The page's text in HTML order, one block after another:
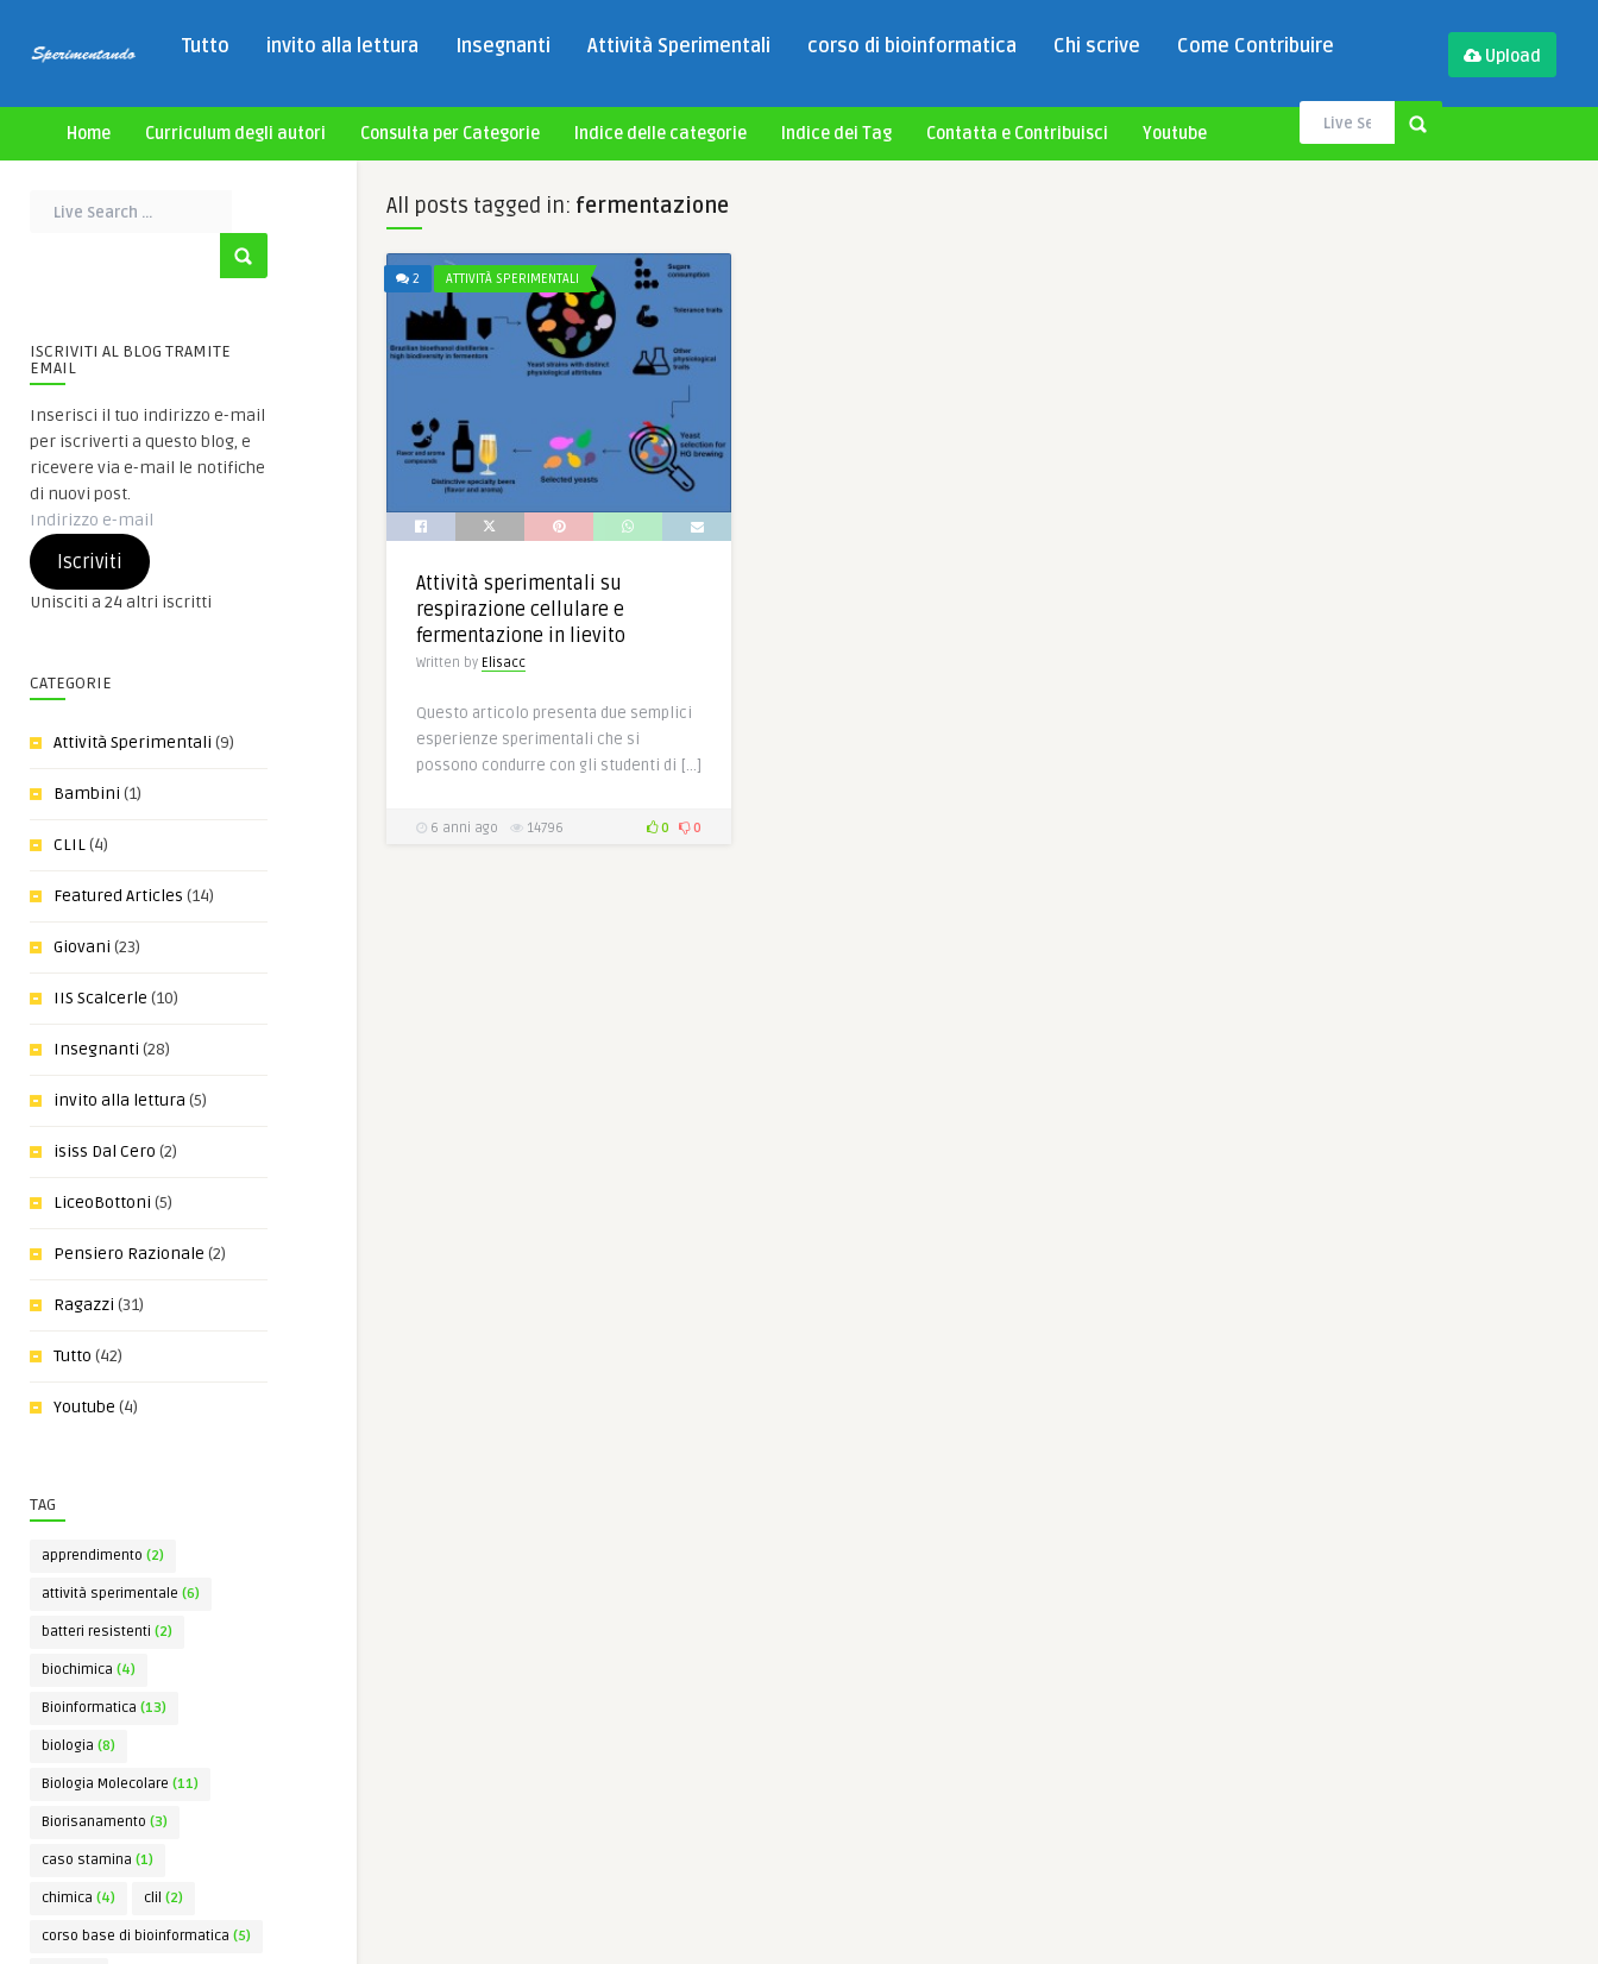
Tutto invito alla lettura Insegnanti Attività Sperimentali corso di bioinformatica Chi scrive Come Contribuire Upload
Home Curriculum degli autori Consulta per Categorie Indice delle categorie Indice dei Tag Contatta e Contribuisci Youtube
ISCRIVITI AL BLOG TRAMITE
EMAIL
Inserisci il tuo indirizzo e-mail
per iscriverti a questo blog, e
ricevere via e-mail le notifiche
di nuovi post.
Indirizzo
e-
mailIscriviti
Unisciti a 24 altri iscritti
CATEGORIE
Attività Sperimentali (9)
Bambini (1)
CLIL(4)
Featured Articles (14)
Giovani (23)
IIS Scalcerle (10)
Insegnanti (28)
invito alla lettura (5)
isiss Dal Cero (2)
LiceoBottoni (5)
Pensiero Razionale (2)
Ragazzi (31)
Tutto (42)
Youtube (4)
TAG
apprendimento (2)
attività sperimentale (6)
batteri resistenti (2)
biochimica (4)
Bioinformatica (13)
biologia (8)
Biologia Molecolare (11)
Biorisanamento (3)
caso stamina (1)
chimica (4) clil (2)
corso base di bioinformatica (5)
All posts tagged in: fermentazione
2 ATTIVITÀ SPERIMENTALI
Attività sperimentali su
respirazione cellulare e
fermentazione in lievito
Written by Elisacc
Questo articolo presenta due semplici
esperienze sperimentali che si
possono condurre con gli studenti di […]
6 anni ago 14796 0 0